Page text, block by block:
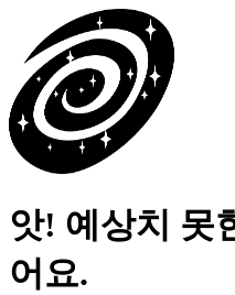
앗! 예상치 못
어요.